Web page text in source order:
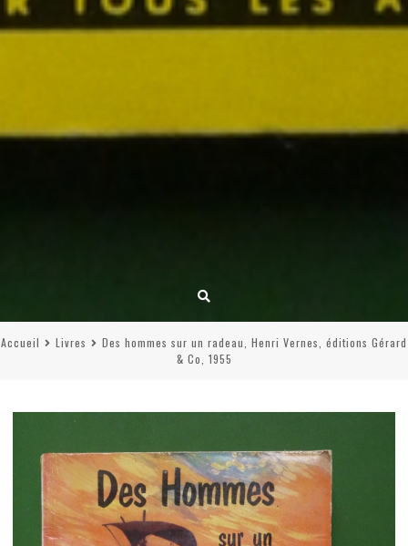
Accueil Livres
Des hommes sur un radeau, Henri Vernes, éditions Gérard
& Co, 1955